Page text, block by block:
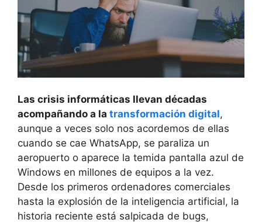
Las crisis informáticas llevan décadas
acompañando a la transformación digital,
aunque a veces solo nos acordemos de ellas
cuando se cae WhatsApp, se paraliza un
aeropuerto o aparece la temida pantalla azul de
Windows en millones de equipos a la vez.
Desde los primeros ordenadores comerciales
hasta la explosión de la inteligencia artificial, la
historia reciente está salpicada de bugs,